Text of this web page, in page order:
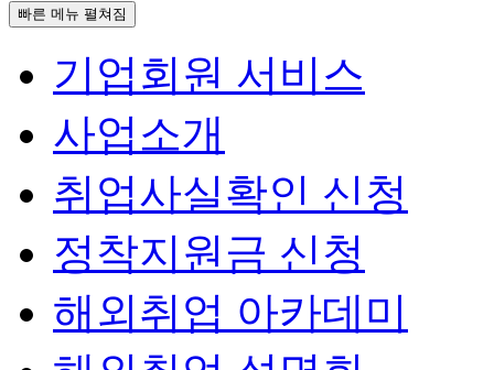
빠른 메뉴 펼쳐짐
기업회원 서비스
사업소개
취업사실확인 신청
정착지원금 신청
해외취업 아카데미